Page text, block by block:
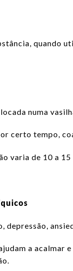
quando
numa
certo tempo,
varia de 10 a
depressão,
a acalmar